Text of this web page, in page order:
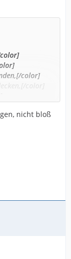
color]
color]
color]
hält,[/color]
color]
img/i7
nicht bloß